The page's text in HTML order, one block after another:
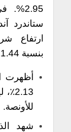
ارتفاع
بنسبة 11.44%.
أظهرت
للأونصة.